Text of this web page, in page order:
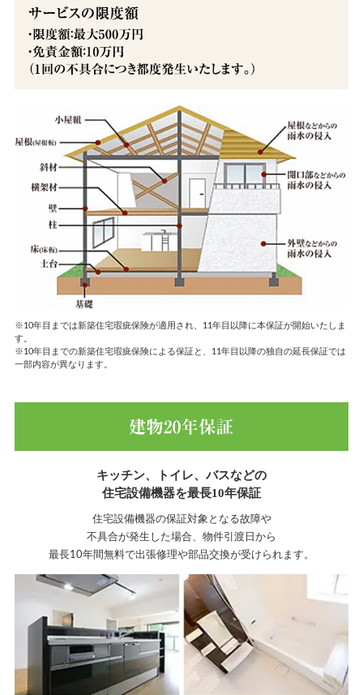
※10年目までは新築住宅瑕疵保険が適用され、11年目以降に本保証が開始いたしま
す。
※10年目までの新築住宅瑕疵保険による保証と、11年目以降の独自の延長保証では
一部内容が異なります。
キッチン、トイレ、バスなどの
住宅設備機器を最長10年保証
住宅設備機器の保証対象となる故障や
不具合が発生した場合、物件引渡日から
最長10年間無料で出張修理や部品交換が受けられます。